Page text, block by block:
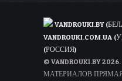
VANDROUKI.BY
VANDROUKI.COM.UA
(РОССИЯ)
© VANDROUKI.BY
МАТЕРИАЛОВ